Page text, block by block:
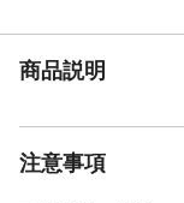
【全層に渡る抗菌加
工】
商品説明
注意事項